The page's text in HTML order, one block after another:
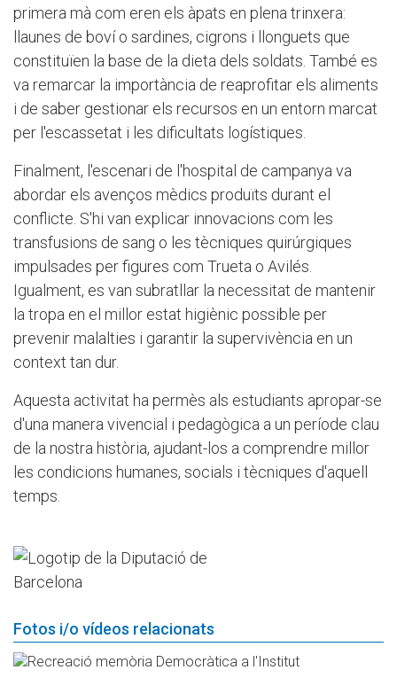
primera mà com eren els àpats en plena trinxera:
llaunes de boví o sardines, cigrons i llonguets que
constituïen la base de la dieta dels soldats. També es
va remarcar la importància de reaprofitar els aliments
i de saber gestionar els recursos en un entorn marcat
per l'escassetat i les dificultats logístiques.
Finalment, l'escenari de l'hospital de campanya va
abordar els avenços mèdics produïts durant el
conflicte. S'hi van explicar innovacions com les
transfusions de sang o les tècniques quirúrgiques
impulsades per figures com Trueta o Avilés.
Igualment, es van subratllar la necessitat de mantenir
la tropa en el millor estat higiènic possible per
prevenir malalties i garantir la supervivència en un
context tan dur.
Aquesta activitat ha permès als estudiants apropar-se
d'una manera vivencial i pedagògica a un període clau
de la nostra història, ajudant-los a comprendre millor
les condicions humanes, socials i tècniques d'aquell
temps.
Fotos i/o vídeos relacionats